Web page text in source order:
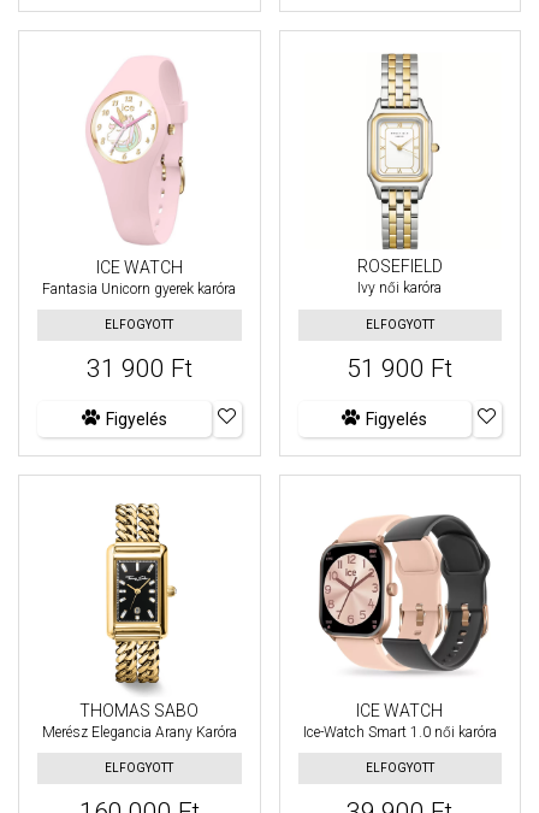
ICE WATCH
Fantasia Unicorn gyerek karóra
ELFOGYOTT
31 900 Ft
Figyelés
ROSEFIELD
Ivy női karóra
ELFOGYOTT
51 900 Ft
Figyelés
THOMAS SABO
Merész Elegancia Arany Karóra
ELFOGYOTT
ICE WATCH
Ice-Watch Smart 1.0 női karóra
ELFOGYOTT